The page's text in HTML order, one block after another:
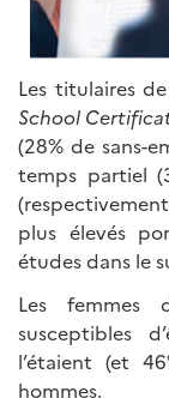
Les titulaires
School
(28% de sans-
temps partiel
plus élevés
études dans le
Les femmes
susceptibles
l’étaient (et
hommes.